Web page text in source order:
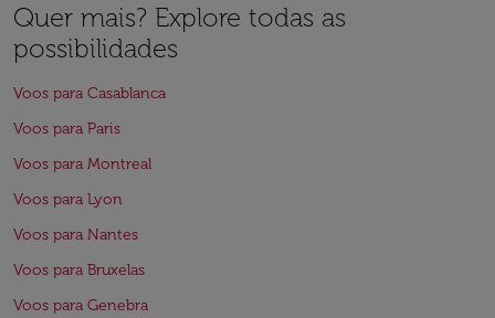
Quer mais? Explore todas as
possibilidades
Voos para Casablanca
Voos para Paris
Voos para Montreal
Voos para Lyon
Voos para Nantes
Voos para Bruxelas
Voos para Genebra